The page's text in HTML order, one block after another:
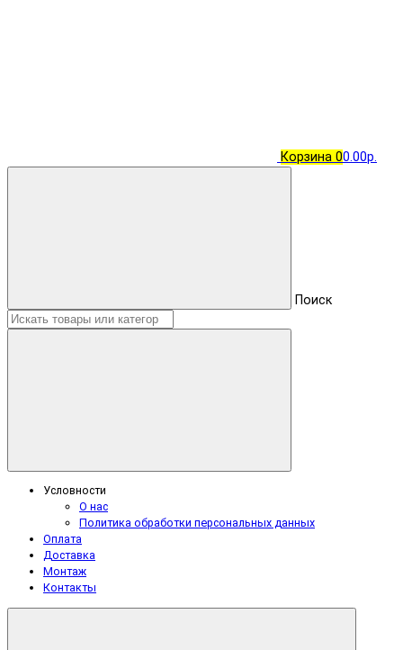
Корзина 00.00р.
Поиск
Условности
О нас
Политика обработки персональных данных
Оплата
Доставка
Монтаж
Контакты